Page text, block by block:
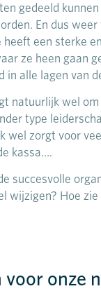
gedeeld
En dus
heeft een sterke
ze heen gaan
in alle lagen van
natuurlijk wel om
type
wel zorgt voor
kassa….
succesvolle
wijzigen? Hoe
voor onze